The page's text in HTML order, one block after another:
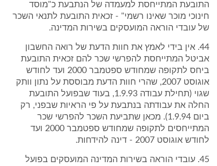
התובעת המתייחסת למעמדה של הנתבעת כ"מוסד
חינוכי מוכר שאינו רשמי" - זכאית התובעת לתנאי השכר
של עובדי הוראה המועסקים בשירות המדינה.
44. אין בידי לאמץ את חוות הדעת של רואה החשבון
אביטל המתייחסת להפרשי שכר להם זכאית התובעת
ביחס לתקופה שמחודש ספטמבר 2000 ועד לחודש
אוגוסט 2007, שהרי חוות הדעת מבוססת על נתון וותק
שגוי (תחילת עבודה 1.9.93, בעוד שבפועל התובעת
החלה את עבודתה בנתבעת על פי הראיות שבפני, רק
ביום 1.9.94). מכאן שתביעת השכר להפרשי שכר
המתייחסים לתקופה שמחודש ספטמבר 2000 ועד
לחודש אוגוסט 2007 - דינה להידחות.
45. עובדי הוראה בשירות המדינה המועסקים בפועל